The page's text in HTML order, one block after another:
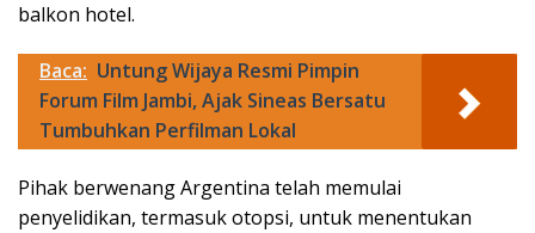
balkon hotel.
Baca: Untung Wijaya Resmi Pimpin
Forum Film Jambi, Ajak Sineas Bersatu
Tumbuhkan Perfilman Lokal
Pihak berwenang Argentina telah memulai
penyelidikan, termasuk otopsi, untuk menentukan